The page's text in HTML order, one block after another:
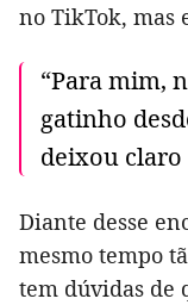
no TikTok, mas
“Para mim,
gatinho
deixou claro
Diante desse
mesmo tempo
tem dúvidas de